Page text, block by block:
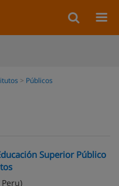
Públicos
Superior Público